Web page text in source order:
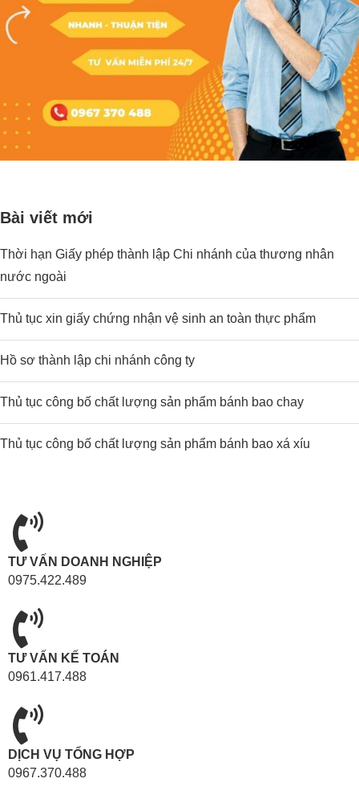
Bài viết mới
Thời hạn Giấy phép thành lập Chi nhánh của thương nhân
nước ngoài
Thủ tục xin giấy chứng nhận vệ sinh an toàn thực phẩm
Hồ sơ thành lập chi nhánh công ty
Thủ tục công bố chất lượng sản phẩm bánh bao chay
Thủ tục công bố chất lượng sản phẩm bánh bao xá xíu
TƯ VẤN DOANH NGHIỆP
0975.422.489
TƯ VẤN KẾ TOÁN
0961.417.488
DỊCH VỤ TỔNG HỢP
0967.370.488